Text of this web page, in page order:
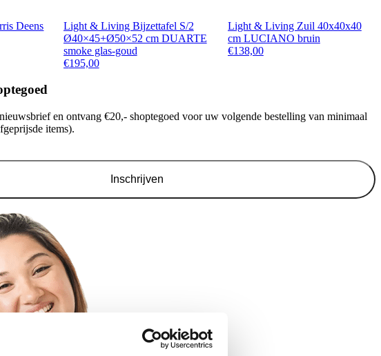
Deens
Light & Living Bijzettafel S/2
Ø40×45+Ø50×52 cm DUARTE
smoke glas-goud
€195,00
Light & Living Zuil 40x40x40
cm LUCIANO bruin
€138,00
en ontvang €20,- shoptegoed voor uw volgende bestelling van minimaal
items).
Inschrijven